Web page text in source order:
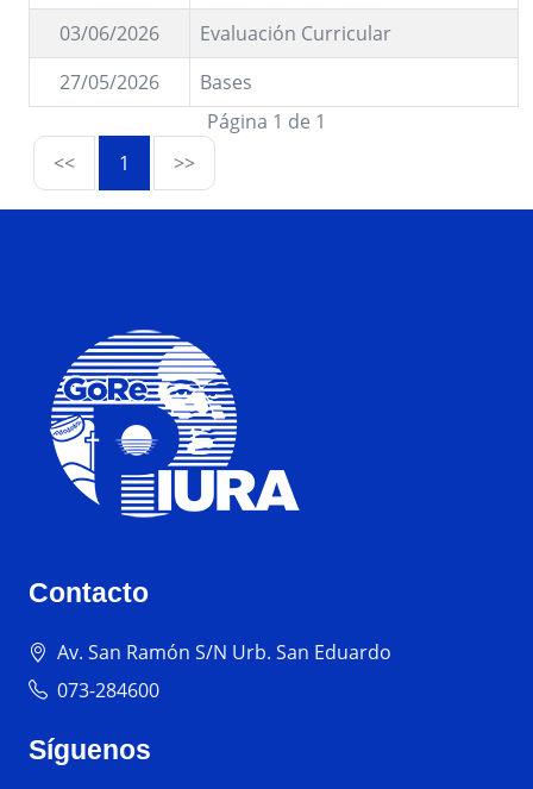
03/06/2026
Evaluación Curricular
27/05/2026
Bases
Página 1 de 1
<<
1 >>
Contacto
Av. San Ramón S/N Urb. San Eduardo
073-284600
Síguenos